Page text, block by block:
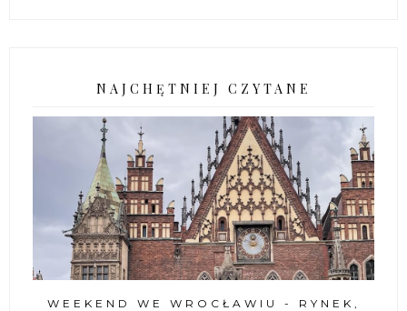
NAJCHĘTNIEJ CZYTANE
WEEKEND WE WROCŁAWIU - RYNEK,